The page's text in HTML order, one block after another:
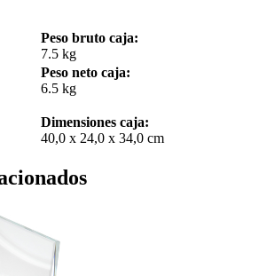
Peso bruto caja:
7.5 kg
Peso neto caja:
6.5 kg
Dimensiones caja:
40,0 x 24,0 x 34,0 cm